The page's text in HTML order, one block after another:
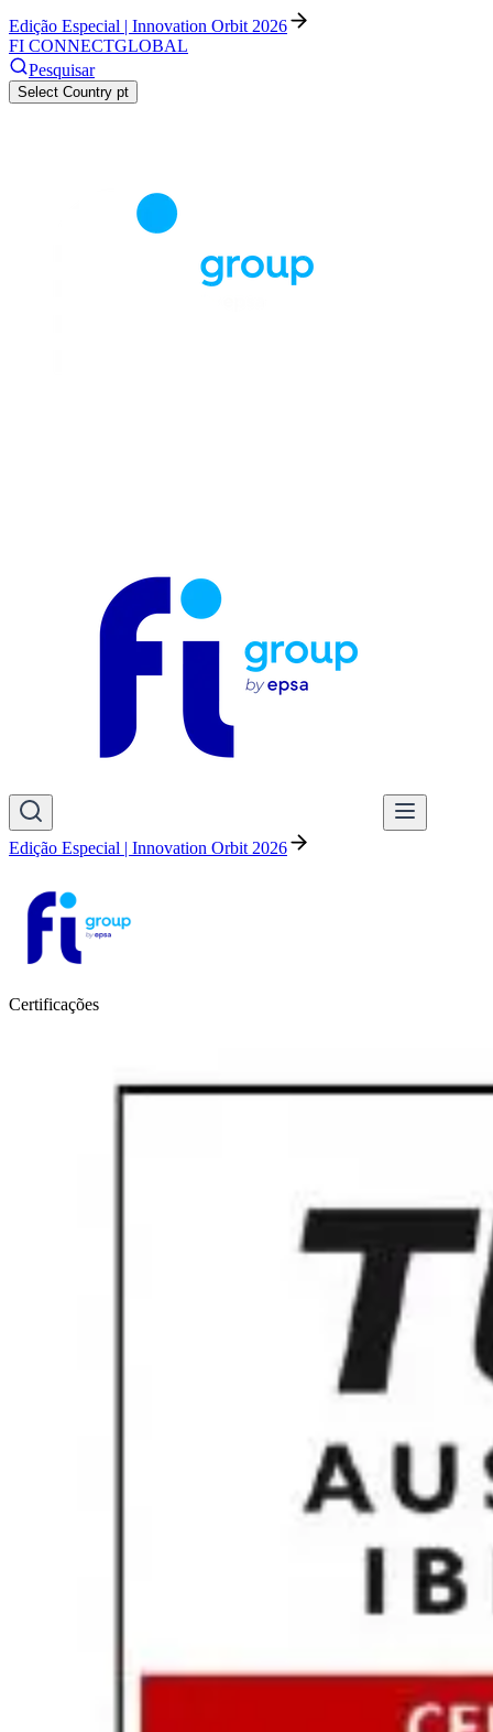
Edição Especial | Innovation Orbit 2026
FI CONNECTGLOBAL
Pesquisar
Select Country pt
Edição Especial | Innovation Orbit 2026
Certificações